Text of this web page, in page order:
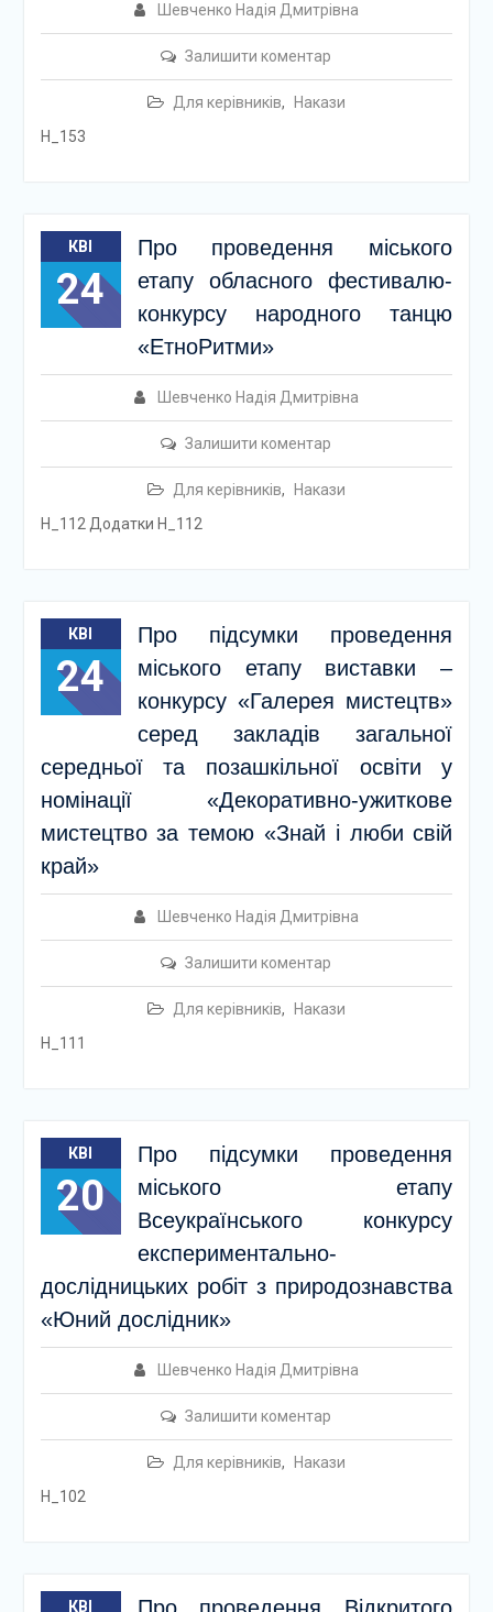
Шевченко Надія Дмитрівна
Залишити коментар
Для керівників,
Накази
Н_153
КВІ
24
Про проведення міського
етапу обласного фестивалю-
конкурсу народного танцю
«ЕтноРитми»
Шевченко Надія Дмитрівна
Залишити коментар
Для керівників,
Накази
Н_112 Додатки Н_112
КВІ
24
Про підсумки проведення
міського етапу виставки –
конкурсу «Галерея мистецтв»
серед закладів загальної
середньої та позашкільної освіти у
номінації «Декоративно-ужиткове
мистецтво за темою «Знай і люби свій
край»
Шевченко Надія Дмитрівна
Залишити коментар
Для керівників,
Накази
Н_111
КВІ
20
Про підсумки проведення
міського етапу
Всеукраїнського конкурсу
експериментально-
дослідницьких робіт з природознавства
«Юний дослідник»
Шевченко Надія Дмитрівна
Залишити коментар
Для керівників,
Накази
Н_102
КВІ